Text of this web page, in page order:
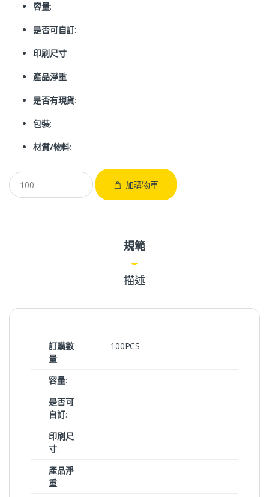
容量:
是否可自訂:
印刷尺寸:
產品淨重:
是否有現貨:
包裝:
材質/物料:
加購物車
規範
描述
訂購數
量:
100PCS
容量:
是否可
自訂:
印刷尺
寸:
產品淨
重: